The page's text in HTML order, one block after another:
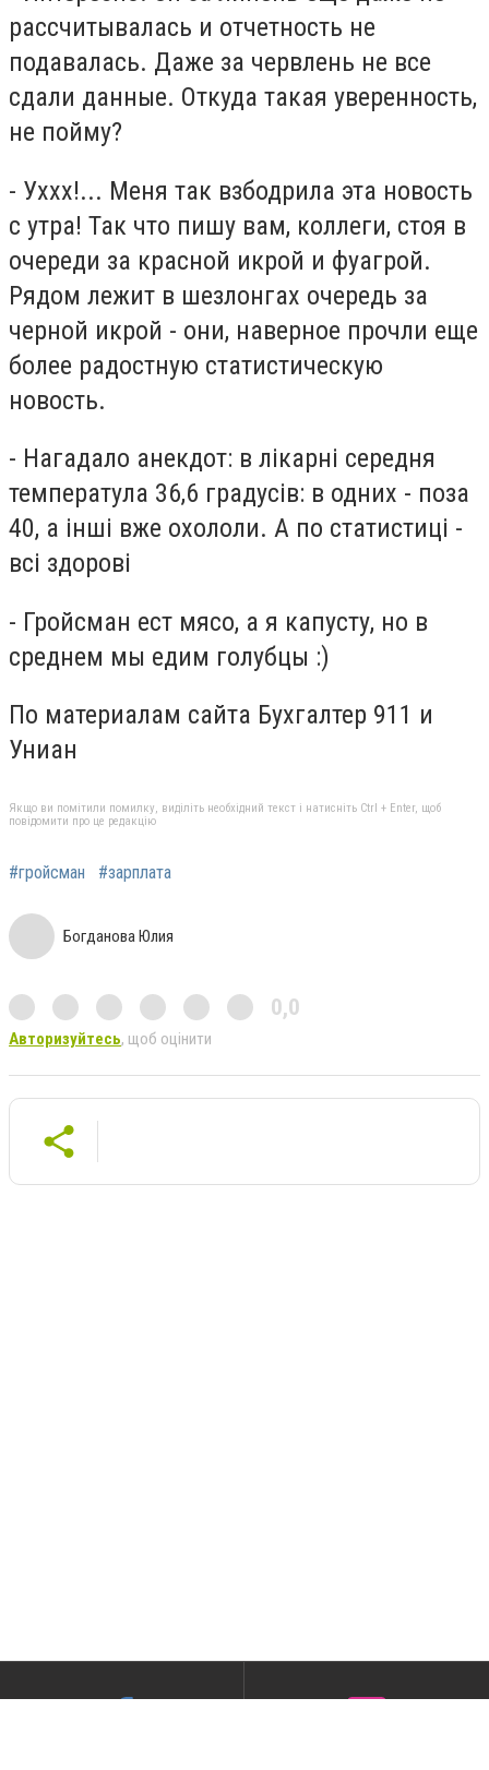
рассчитывалась и отчетность не
подавалась. Даже за червлень не все
сдали данные. Откуда такая уверенность,
не пойму?
- Уххх!... Меня так взбодрила эта новость
с утра! Так что пишу вам, коллеги, стоя в
очереди за красной икрой и фуагрой.
Рядом лежит в шезлонгах очередь за
черной икрой - они, наверное прочли еще
более радостную статистическую
новость.
- Нагадало анекдот: в лікарні середня
температула 36,6 градусів: в одних - поза
40, а інші вже охололи. А по статистиці -
всі здорові
- Гройсман ест мясо, а я капусту, но в
среднем мы едим голубцы :)
По материалам сайта Бухгалтер 911 и
Униан
Якщо ви помітили помилку, виділіть необхідний текст і натисніть Ctrl + Enter, щоб
повідомити про це редакцію
#гройсман #зарплата
Богданова Юлия
0,0
Авторизуйтесь, щоб оцінити